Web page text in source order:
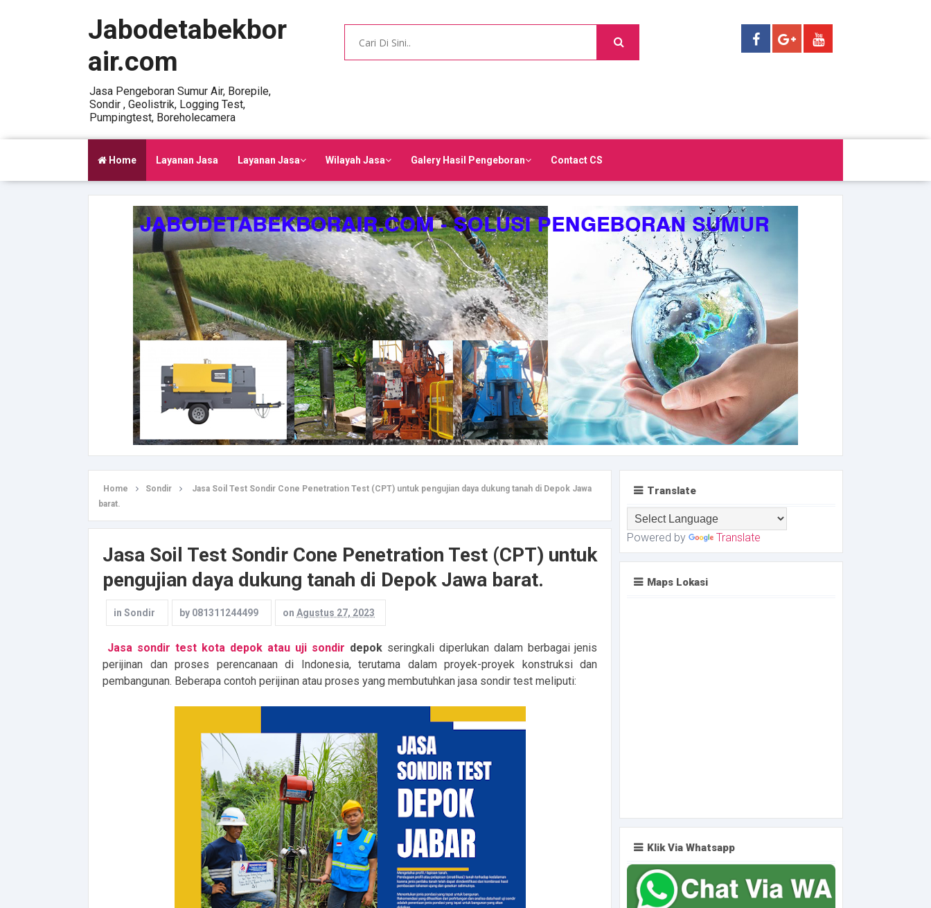
Jabodetabekbor
air.com
Jasa Pengeboran Sumur Air, Borepile,
Sondir , Geolistrik, Logging Test,
Pumpingtest, Boreholecamera
Home Layanan Jasa Layanan Jasa Wilayah Jasa Galery Hasil Pengeboran Contact CS
Home Sondir
Jasa Soil Test Sondir Cone Penetration Test (CPT) untuk pengujian daya dukung tanah di Depok Jawa
barat.
Jasa Soil Test Sondir Cone Penetration Test (CPT) untuk
pengujian daya dukung tanah di Depok Jawa barat.
in Sondir by 081311244499 on Agustus 27, 2023
Jasa sondir test kota depok atau uji sondir depokseringkali diperlukan dalam berbagai jenis
perijinan dan proses perencanaan di Indonesia, terutama dalam proyek-proyek konstruksi dan
pembangunan. Beberapa contoh perijinan atau proses yang membutuhkan jasa sondir test meliputi:
Translate
Powered by Translate
Maps Lokasi
Klik Via Whatsapp